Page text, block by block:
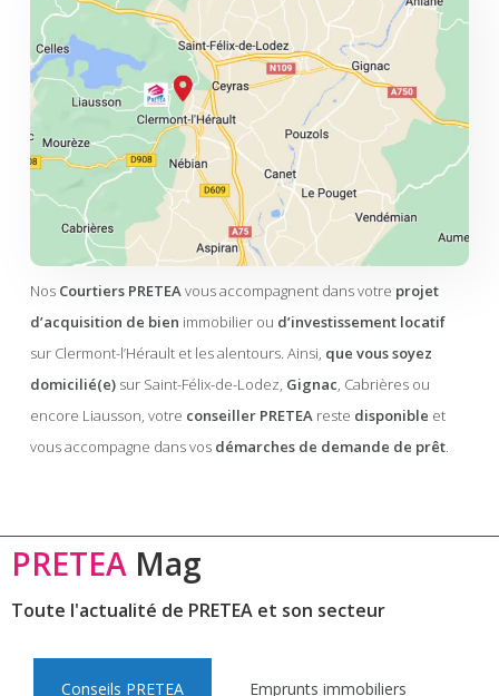
Nos Courtiers PRETEAvous accompagnent dans votre projet
d’acquisition de bien immobilier ou d’investissement locatif
sur Clermont-l’Hérault et les alentours. Ainsi, que vous soyez
domicilié(e)sur Saint-Félix-de-Lodez, Gignac, Cabrières ou
encore Liausson, votre conseiller PRETEAreste disponible et
vous accompagne dans vos démarches de demande de prêt.
PRETEA Mag
Toute l'actualité de PRETEA et son secteur
Conseils PRETEA Emprunts immobiliers